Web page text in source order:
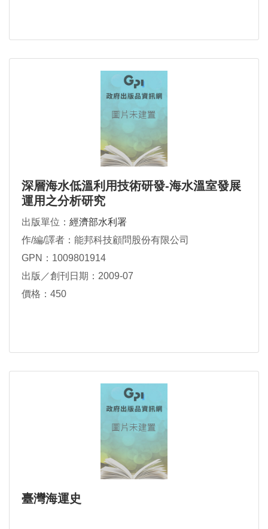
深層海水低溫利用技術研發-海水溫室發展
運用之分析研究
出版單位： 經濟部水利署
作/編/譯者：能邦科技顧問股份有限公司
GPN：1009801914
出版／創刊日期：2009-07
價格：450
臺灣海運史